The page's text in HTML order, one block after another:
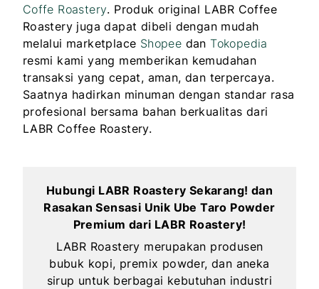
Coffe Roastery. Produk original LABR Coffee
Roastery juga dapat dibeli dengan mudah
melalui marketplace Shopee danTokopedia
resmi kami yang memberikan kemudahan
transaksi yang cepat, aman, dan terpercaya.
Saatnya hadirkan minuman dengan standar rasa
profesional bersama bahan berkualitas dari
LABR Coffee Roastery.
Hubungi LABR Roastery Sekarang! dan
Rasakan Sensasi Unik Ube Taro Powder
Premium dari LABR Roastery!
LABR Roastery merupakan produsen
bubuk kopi, premix powder, dan aneka
sirup untuk berbagai kebutuhan industri